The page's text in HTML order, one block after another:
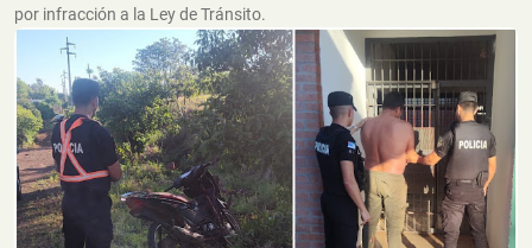
por infracción a la Ley de Tránsito.